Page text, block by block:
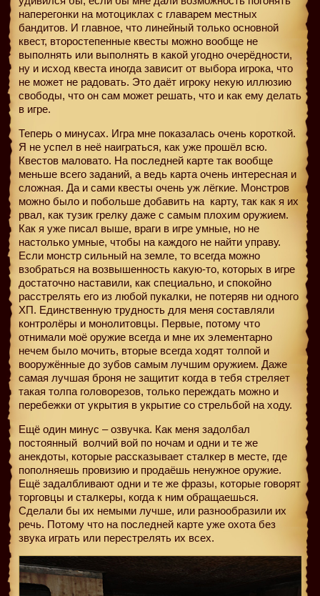
наперегонки на мотоциклах с главарем местных
бандитов. И главное, что линейный только основной
квест, второстепенные квесты можно вообще не
выполнять или выполнять в какой угодно очерёдности,
ну и исход квеста иногда зависит от выбора игрока, что
не может не радовать. Это даёт игроку некую иллюзию
свободы, что он сам может решать, что и как ему делать
в игре.
Теперь о минусах. Игра мне показалась очень короткой.
Я не успел в неё наиграться, как уже прошёл всю.
Квестов маловато. На последней карте так вообще
меньше всего заданий, а ведь карта очень интересная и
сложная. Да и сами квесты очень уж лёгкие. Монстров
можно было и побольше добавить на карту, так как я их
рвал, как тузик грелку даже с самым плохим оружием.
Как я уже писал выше, враги в игре умные, но не
настолько умные, чтобы на каждого не найти управу.
Если монстр сильный на земле, то всегда можно
взобраться на возвышенность какую-то, которых в игре
достаточно наставили, как специально, и спокойно
расстрелять его из любой пукалки, не потеряв ни одного
ХП. Единственную трудность для меня составляли
контролёры и монолитовцы. Первые, потому что
отнимали моё оружие всегда и мне их элементарно
нечем было мочить, вторые всегда ходят толпой и
вооружённые до зубов самым лучшим оружием. Даже
самая лучшая броня не защитит когда в тебя стреляет
такая толпа головорезов, только переждать можно и
перебежки от укрытия в укрытие со стрельбой на ходу.
Ещё один минус – озвучка. Как меня задолбал
постоянный волчий вой по ночам и одни и те же
анекдоты, которые рассказывает сталкер в месте, где
пополняешь провизию и продаёшь ненужное оружие.
Ещё задалбливают одни и те же фразы, которые говорят
торговцы и сталкеры, когда к ним обращаешься.
Сделали бы их немыми лучше, или разнообразили их
речь. Потому что на последней карте уже охота без
звука играть или перестрелять их всех.